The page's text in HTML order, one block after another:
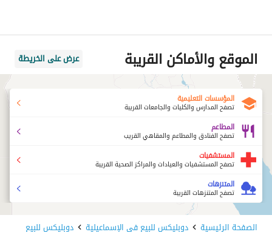
الموقع والأماكن القريبة عرض على الخريطة
المؤسسات التعليمية
تصفح المدارس والكليات والجامعات القريبة
المطاعم
تصفح الفنادق والمطاعم والمقاهي القريب
المستشفيات
تصفح المستشفيات والعيادات والمراكز الصحية القريبة
المتنزهات
تصفح المتنزهات القريبة
الصفحة الرئيسية دوبليكس للبيع في الإسماعيلية دوبليكس للبيع